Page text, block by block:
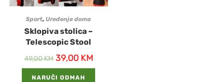
Sport,Uređenje doma
Sklopiva stolica –
Telescopic Stool
49,00KM 39,00 KM
NARUČI ODMAH